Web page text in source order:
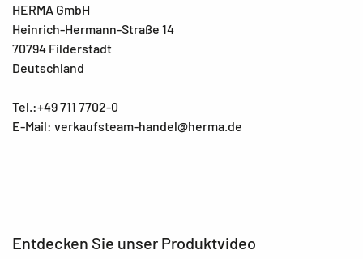
HERMA GmbH
Heinrich-Hermann-Straße 14
70794 Filderstadt
Deutschland
Tel.:+49 711 7702-0
E-Mail: verkaufsteam-handel@herma.de
Entdecken Sie unser Produktvideo